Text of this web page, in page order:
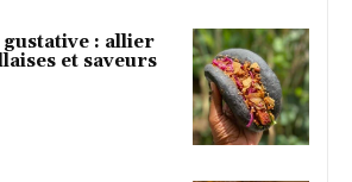
: allier
et saveurs